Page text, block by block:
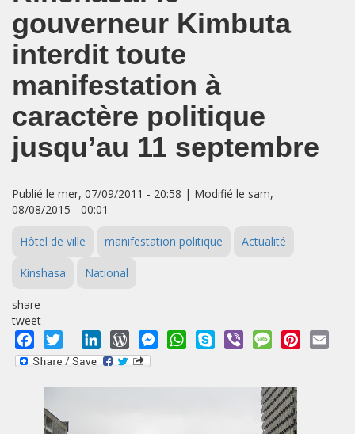
gouverneur Kimbuta
interdit toute
manifestation à
caractère politique
jusqu’au 11 septembre
Publié le mer, 07/09/2011 - 20:58 | Modifié le sam,
08/08/2015 - 00:01
Hôtel de ville manifestation politique Actualité
Kinshasa National
share
tweet
Facebook
Twitter LinkedInWordPressMessengerWhatsApp
Skype Viber MessagePinterest